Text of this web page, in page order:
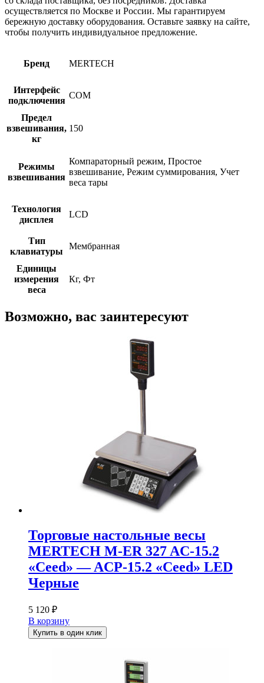
осуществляется по Москве и России. Мы гарантируем
бережную доставку оборудования. Оставьте заявку на сайте,
чтобы получить индивидуальное предложение.
Бренд MERTECH
Интерфейс
подключения
COM
Предел
взвешивания,
кг
150
Режимы
взвешивания
Компараторный режим, Простое
взвешивание, Режим суммирования, Учет
веса тары
Технология
дисплея
LCD
Тип
клавиатуры
Мембранная
Единицы
измерения
веса
Кг, Фт
Возможно, вас заинтересуют
Торговые настольные весы
MERTECH M-ER 327 AC-15.2
«Ceed» — ACP-15.2 «Ceed» LED
Черные
5 120 ₽
В корзину
Купить в один клик